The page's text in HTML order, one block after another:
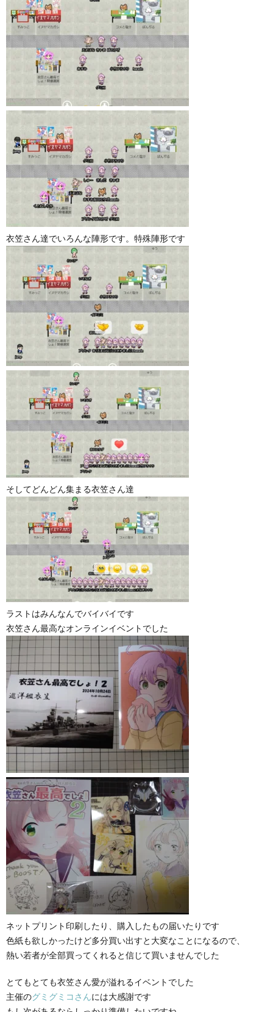
衣笠さん達でいろんな陣形です。特殊陣形です
そしてどんどん集まる衣笠さん達
ラストはみんなんでバイバイです
衣笠さん最高なオンラインイベントでした
ネットプリント印刷したり、購入したもの届いたりです
色紙も欲しかったけど多分買い出すと大変なことになるので、
熱い若者が全部買ってくれると信じて買いませんでした
とてもとても衣笠さん愛が溢れるイベントでした
主催のグミグミコさんには大感謝です